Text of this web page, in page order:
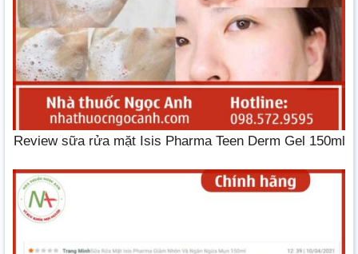
Review sữa rửa mặt Isis Pharma Teen Derm Gel 150ml